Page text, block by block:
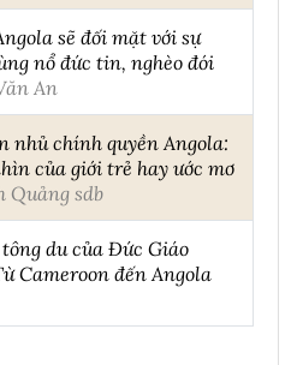
sẽ đối mặt với sự
nổ đức tin, nghèo đói
An
nhủ chính quyền Angola:
của giới trẻ hay ước mơ
Quảng sdb
du của Đức Giáo
Cameroon đến Angola